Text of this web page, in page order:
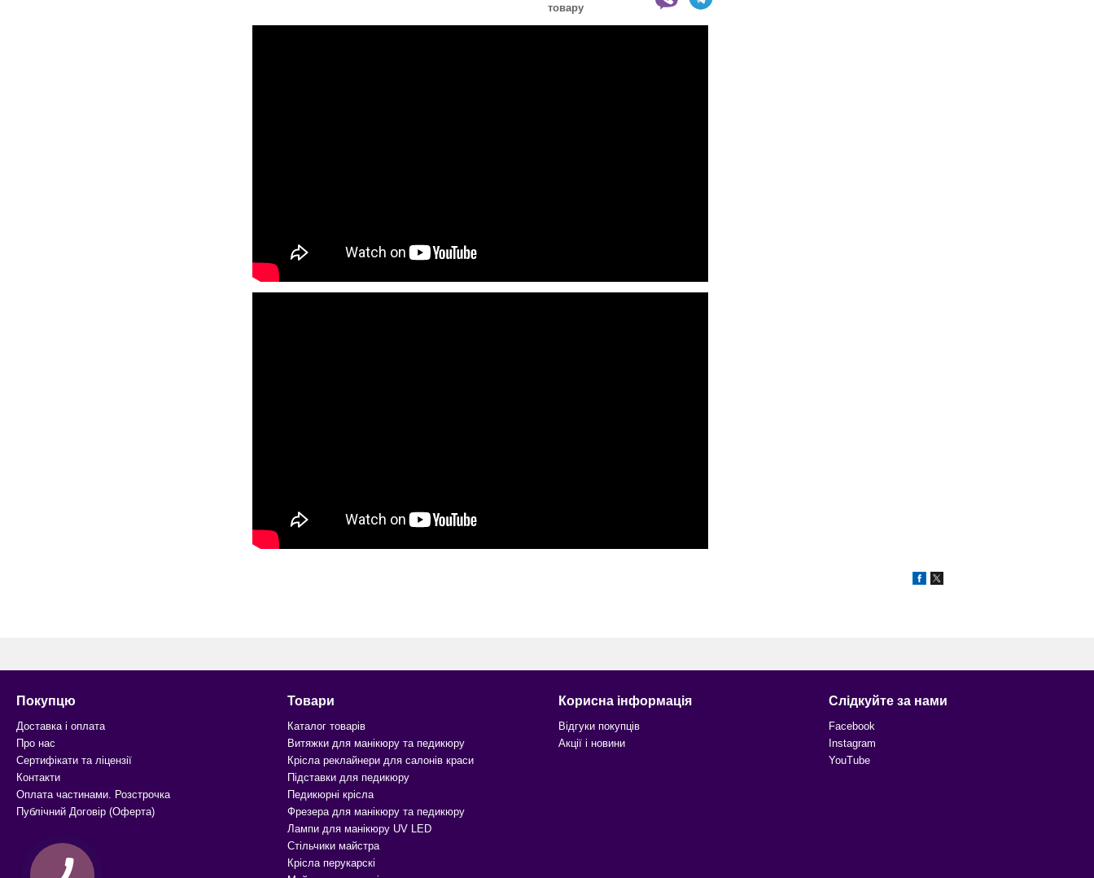
товару
Покупцю
Доставка і оплата
Про нас
Сертифікати та ліцензії
Контакти
Оплата частинами. Розстрочка
Публічний Договір (Оферта)
Товари
Каталог товарів
Витяжки для манікюру та педикюру
Крісла реклайнери для салонів краси
Підставки для педикюру
Педикюрні крісла
Фрезера для манікюру та педикюру
Лампи для манікюру UV LED
Стільчики майстра
Крісла перукарскі
Корисна інформація
Відгуки покупців
Акції і новини
Слідкуйте за нами
Facebook
Instagram
YouTube